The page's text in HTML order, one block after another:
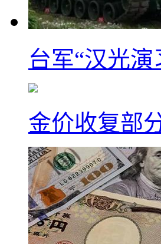
台军“汉光
金价收复部